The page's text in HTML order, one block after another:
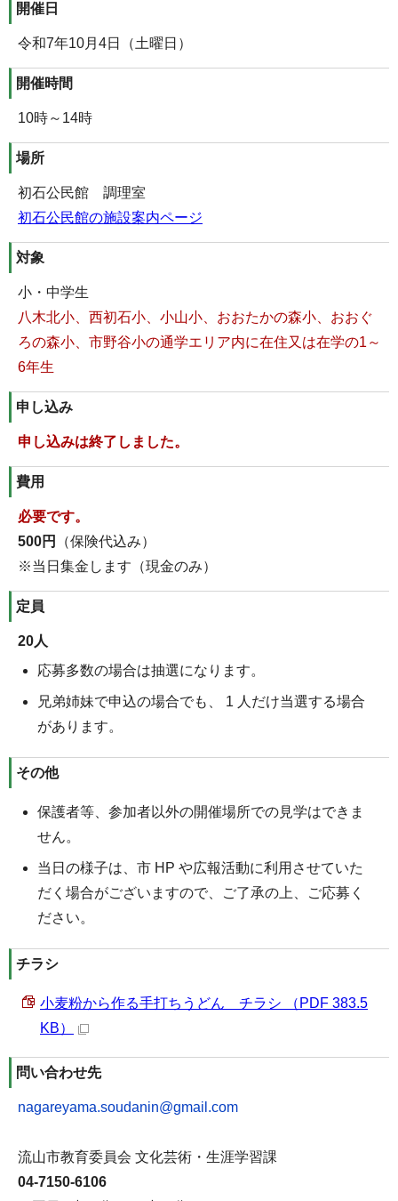
開催日
令和7年10月4日（土曜日）
開催時間
10時～14時
場所
初石公民館 調理室
初石公民館の施設案内ページ
対象
小・中学生
八木北小、西初石小、小山小、おおたかの森小、おおぐ
ろの森小、市野谷小の通学エリア内に在住又は在学の1～
6年生
申し込み
申し込みは終了しました。
費用
必要です。
500円
（保険代込み）
※当日集金します（現金のみ）
定員
20人
応募多数の場合は抽選になります。
兄弟姉妹で申込の場合でも、 1 人だけ当選する場合
があります。
その他
保護者等、参加者以外の開催場所での見学はできま
せん。
当日の様子は、市 HP や広報活動に利用させていた
だく場合がございますので、ご了承の上、ご応募く
ださい。
チラシ
小麦粉から作る手打ちうどん チラシ （PDF 383.5
KB）
問い合わせ先
nagareyama.soudanin@gmail.com
流山市教育委員会 文化芸術・生涯学習課
04-7150-6106